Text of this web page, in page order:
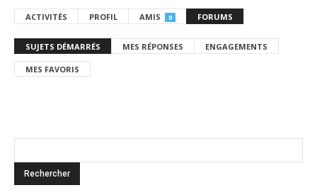
ACTIVITÉS PROFIL AMIS 0 FORUMS
SUJETS DÉMARRÉS MES RÉPONSES ENGAGEMENTS
MES FAVORIS